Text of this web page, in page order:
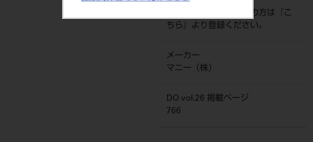
ネット会員登録がまだの方は『
こ
ちら
』より登録ください。
メーカー
マニー（株）
DO vol.26 掲載ページ
766